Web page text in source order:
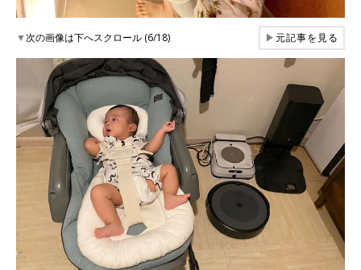
▼次の画像は下へスクロール (6/18) ▶元記事を見る